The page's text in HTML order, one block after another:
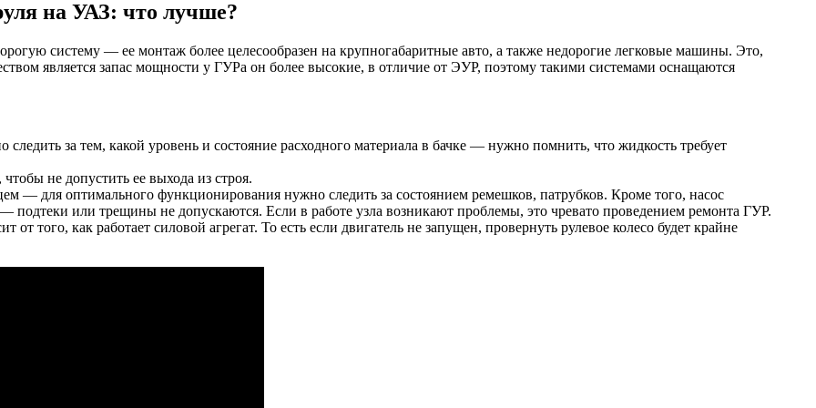
на УАЗ: что лучше?
систему — ее монтаж более целесообразен на крупногабаритные авто, а также недорогие легковые машины. Это,
является запас мощности у ГУРа он более высокие, в отличие от ЭУР, поэтому такими системами оснащаются
за тем, какой уровень и состояние расходного материала в бачке — нужно помнить, что жидкость требует
не допустить ее выхода из строя.
— для оптимального функционирования нужно следить за состоянием ремешков, патрубков. Кроме того, насос
подтеки или трещины не допускаются. Если в работе узла возникают проблемы, это чревато проведением ремонта ГУР.
того, как работает силовой агрегат. То есть если двигатель не запущен, провернуть рулевое колесо будет крайне